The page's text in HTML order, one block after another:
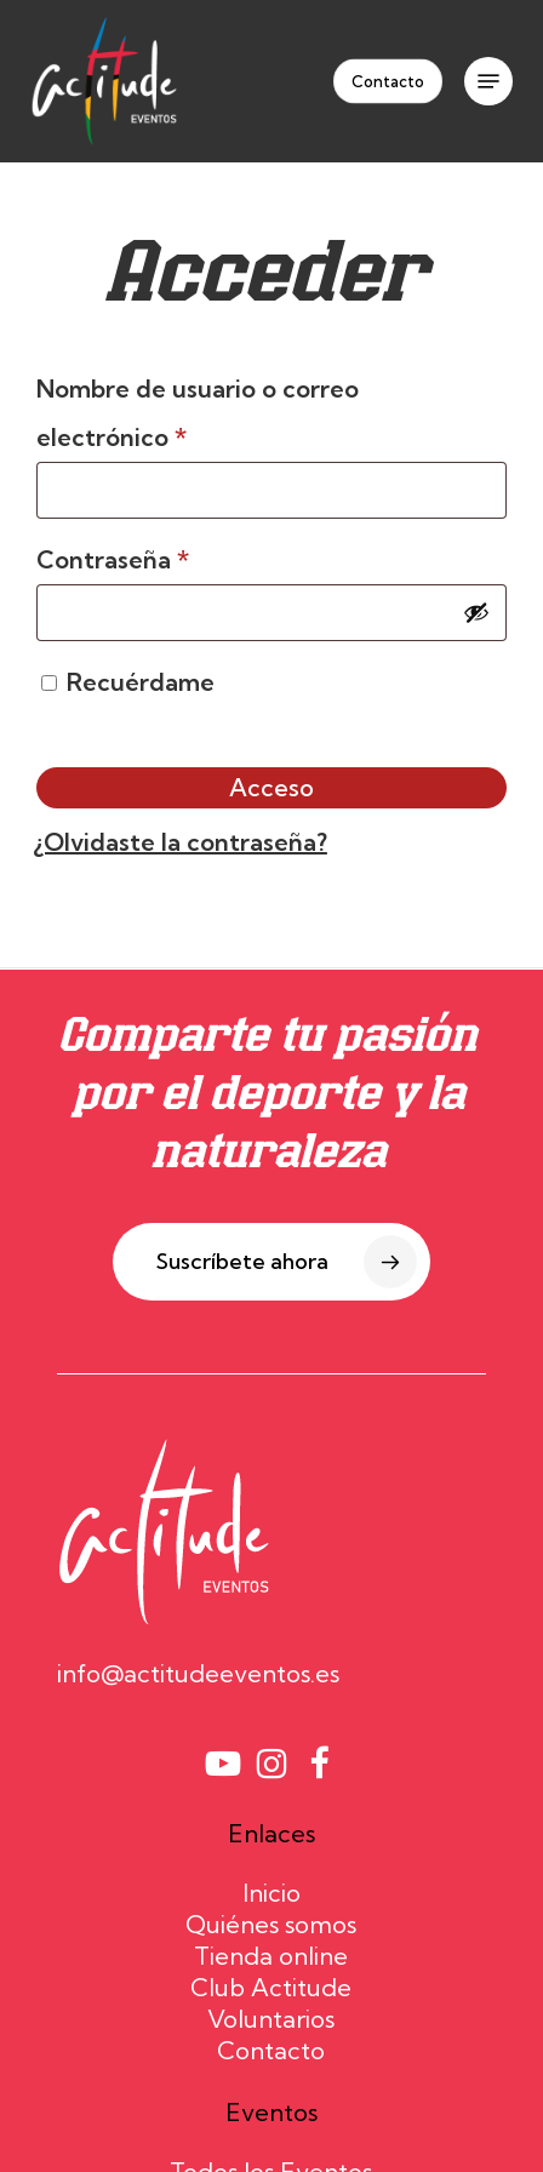
main
content
Contacto
Menu
Acceder
Nombre de usuario o correo
electrónico *Obligatorio
Contraseña *Obligatorio
Recuérdame
Acceso
¿Olvidaste la contraseña?
Comparte tu pasión
por el deporte y la
naturaleza
Suscríbete ahora
info@actitudeeventos.es
Enlaces
Inicio
Quiénes somos
Tienda online
Club Actitude
Voluntarios
Contacto
Eventos
Close